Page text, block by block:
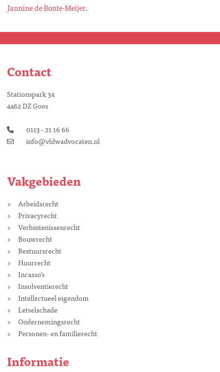
Jannine de Bonte-Meijer.
Contact
Stationspark 34
4462 DZ Goes
0113 - 21 16 66
info@vldwadvocaten.nl
Vakgebieden
Arbeidsrecht
Privacyrecht
Verbintenissenrecht
Bouwrecht
Bestuursrecht
Huurrecht
Incasso’s
Insolventierecht
Intellectueel eigendom
Letselschade
Ondernemingsrecht
Personen- en familierecht
Informatie